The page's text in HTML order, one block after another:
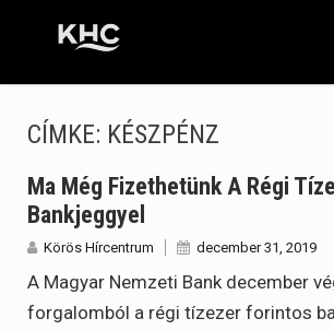
CÍMKE: KÉSZPÉNZ
Ma Még Fizethetünk A Régi
Bankjeggyel
Körös Hírcentrum december 31, 2019
A Magyar Nemzeti Bank december
forgalomból a régi tízezer forintos